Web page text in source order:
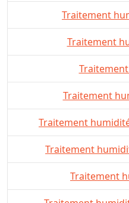
Traitement
Traitement
Traitement
Traitement
Traitement
Traitement